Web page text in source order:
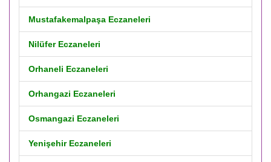
Mustafakemalpaşa Eczaneleri
Nilüfer Eczaneleri
Orhaneli Eczaneleri
Orhangazi Eczaneleri
Osmangazi Eczaneleri
Yenişehir Eczaneleri